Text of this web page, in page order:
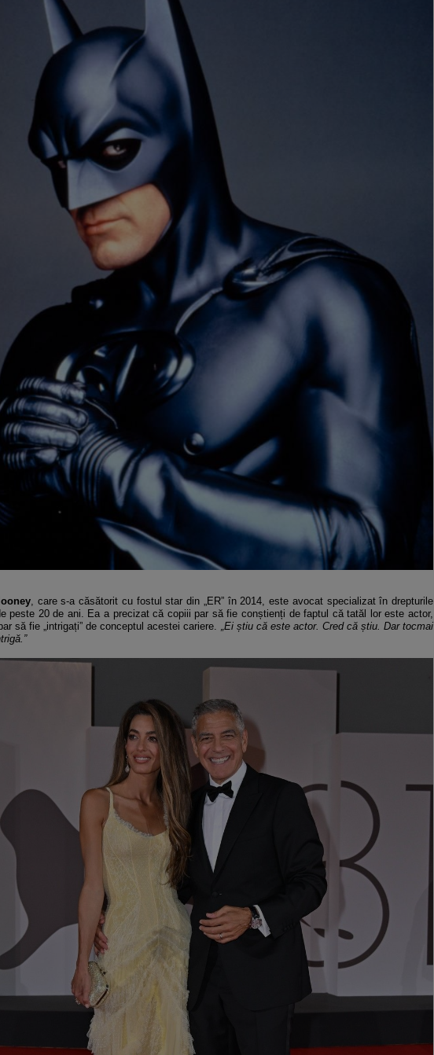
, care s-a căsătorit cu fostul star din „ER” în 2014, este avocat specializat în drepturile
peste 20 de ani. Ea a precizat că copiii par să fie conștienți de faptul că tatăl lor este actor,
să fie „intrigați” de conceptul acestei cariere.
„Ei știu că este actor. Cred că știu. Dar tocmai